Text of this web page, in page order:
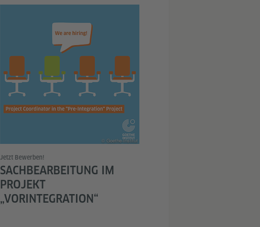
© Goethe-Institut
Jetzt Bewerben!
SACHBEARBEITUNG IM
PROJEKT
„VORINTEGRATION“